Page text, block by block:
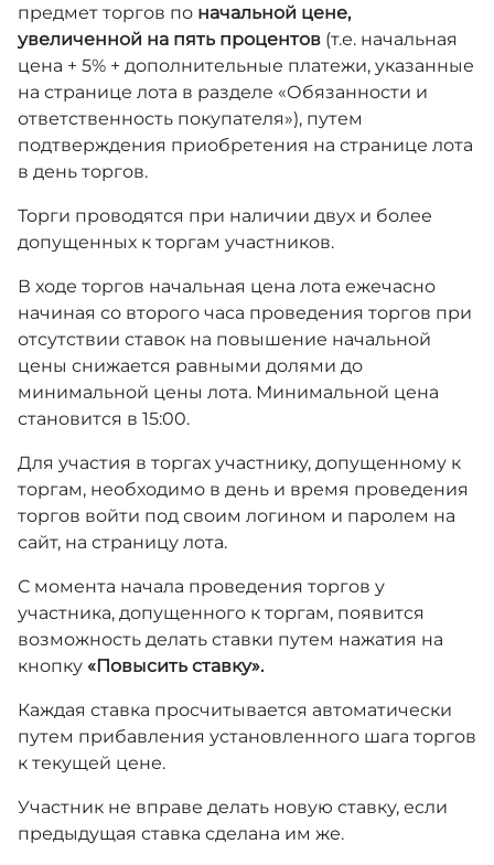
предмет торгов по начальной цене,
увеличенной на пять процентов (т.е. начальная
цена + 5% + дополнительные платежи, указанные
на странице лота в разделе «Обязанности и
ответственность покупателя»), путем
подтверждения приобретения на странице лота
в день торгов.
Торги проводятся при наличии двух и более
допущенных к торгам участников.
В ходе торгов начальная цена лота ежечасно
начиная со второго часа проведения торгов при
отсутствии ставок на повышение начальной
цены снижается равными долями до
минимальной цены лота. Минимальной цена
становится в 15:00.
Для участия в торгах участнику, допущенному к
торгам, необходимо в день и время проведения
торгов войти под своим логином и паролем на
сайт, на страницу лота.
С момента начала проведения торгов у
участника, допущенного к торгам, появится
возможность делать ставки путем нажатия на
кнопку «Повысить ставку».
Каждая ставка просчитывается автоматически
путем прибавления установленного шага торгов
к текущей цене.
Участник не вправе делать новую ставку, если
предыдущая ставка сделана им же.